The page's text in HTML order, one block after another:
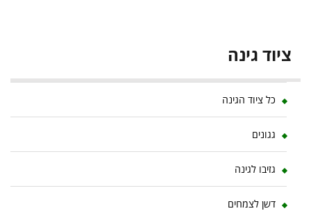
ציוד גינה
כל ציוד הגינה
גגונים
גזיבו לגינה
דשן לצמחים